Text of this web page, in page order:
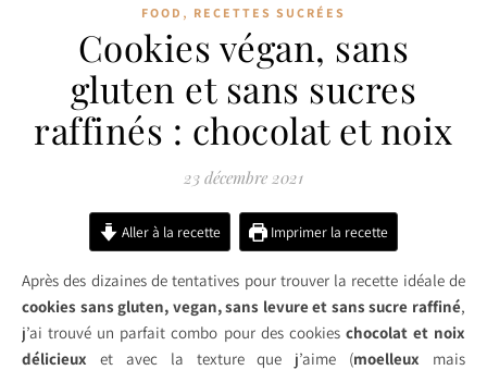
FOOD , RECETTES SUCRÉES
Cookies végan, sans
gluten et sans sucres
raffinés : chocolat et noix
23 décembre 2021
Aller à la recette Imprimer la recette
Après des dizaines de tentatives pour trouver la recette idéale de
cookies sans gluten, vegan, sans levure et sans sucre raffiné,
j’ai trouvé un parfait combo pour des cookies chocolat et noix
délicieux et avec la texture que j’aime (moelleux mais